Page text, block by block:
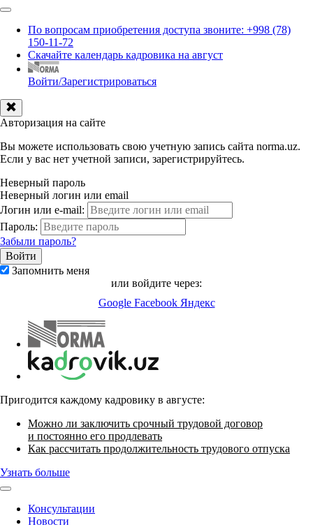
По вопросам приобретения доступа звоните: +998 (78)
150-11-72
Скачайте календарь кадровика на август
Войти/Зарегистрироваться
Авторизация на сайте
Вы можете использовать свою учетную запись сайта norma.uz.
Если у вас нет учетной записи, зарегистрируйтесь.
Неверный пароль
Неверный логин или email
Логин или e-mail:
Пароль:
Забыли пароль?
Запомнить меня
или войдите через:
Google Facebook Яндекс
Пригодится каждому кадровику в августе:
Можно ли заключить срочный трудовой договор
и постоянно его продлевать
Как рассчитать продолжительность трудового отпуска
Узнать больше
Консультации
Новости